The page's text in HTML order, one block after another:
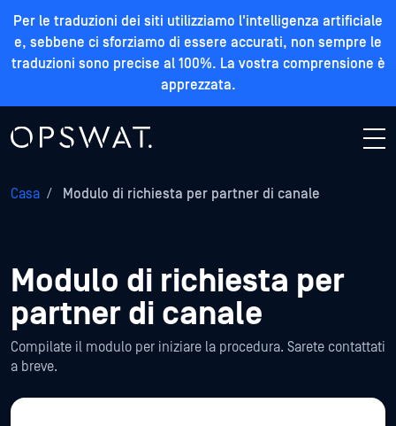
Per le traduzioni dei siti utilizziamo l'intelligenza artificiale
e, sebbene ci sforziamo di essere accurati, non sempre le
traduzioni sono precise al 100%. La vostra comprensione è
apprezzata.
Casa / Modulo di richiesta per partner di canale
Modulo di richiesta per
partner di canale
Compilate il modulo per iniziare la procedura. Sarete contattati
a breve.